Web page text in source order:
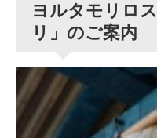
ヨルタモリロ
リ」のご案内